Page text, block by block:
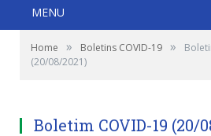
MENU
Home » Boletins COVID-19 »
(20/08/2021)
Boletim COVID-19 (20/